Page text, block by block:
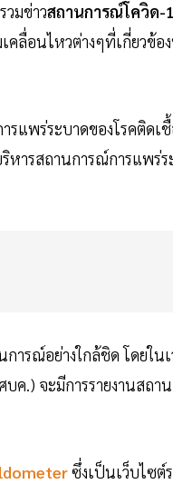
วมข่าวสถานการณ์โควิด-
คลื่อนไหวต่างๆที่เกี่ยวข้
รแพร่ระบาดของโรคติดเ
หารสถานการณ์การแพร่ร
การณ์อย่างใกล้ชิด โดยใ
บค.) จะมีการรายงานสถ
ซึ่งเป็นเว็บไซต์